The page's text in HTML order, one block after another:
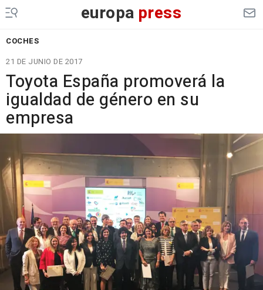
europa press
COCHES
21 DE JUNIO DE 2017
Toyota España promoverá la
igualdad de género en su
empresa